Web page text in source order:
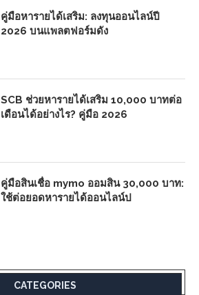
คู่มือหารายได้เสริม: ลงทุนออนไลน์ปี
2026 บนแพลตฟอร์มดัง
SCB ช่วยหารายได้เสริม 10,000 บาทต่อ
เดือนได้อย่างไร? คู่มือ 2026
คู่มือสินเชื่อ mymo ออมสิน 30,000 บาท:
ใช้ต่อยอดหารายได้ออนไลน์ป
CATEGORIES